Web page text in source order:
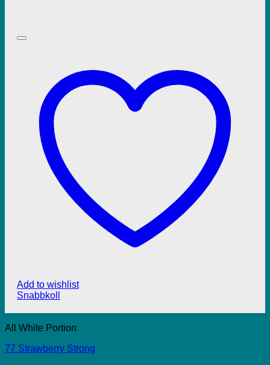
Add to wishlist
Snabbkoll
All White Portion
77 Strawberry Strong